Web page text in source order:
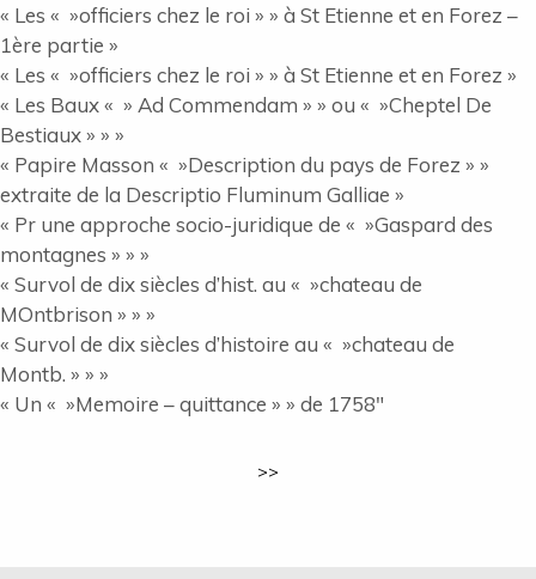
« Les « »officiers chez le roi » » à St Etienne et en Forez –
1ère partie »
« Les « »officiers chez le roi » » à St Etienne et en Forez »
« Les Baux « » Ad Commendam » » ou « »Cheptel De
Bestiaux » » »
« Papire Masson « »Description du pays de Forez » »
extraite de la Descriptio Fluminum Galliae »
« Pr une approche socio-juridique de « »Gaspard des
montagnes » » »
« Survol de dix siècles d’hist. au « »chateau de
MOntbrison » » »
« Survol de dix siècles d’histoire au « »chateau de
Montb. » » »
« Un « »Memoire – quittance » » de 1758″
>>